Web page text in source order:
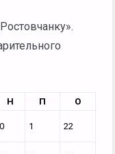
Н П О
0 1 22